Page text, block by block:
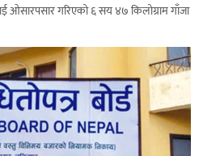
ओसारपसार गरिएको ६ सय ४७ किलोग्राम गाँजा